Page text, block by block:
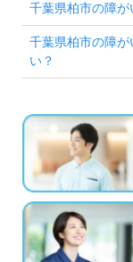
千葉県柏市の障
千葉県柏市の障
い？